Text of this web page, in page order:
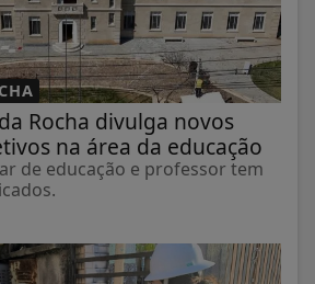
Rocha divulga novos
na área da educação
de educação e professor tem